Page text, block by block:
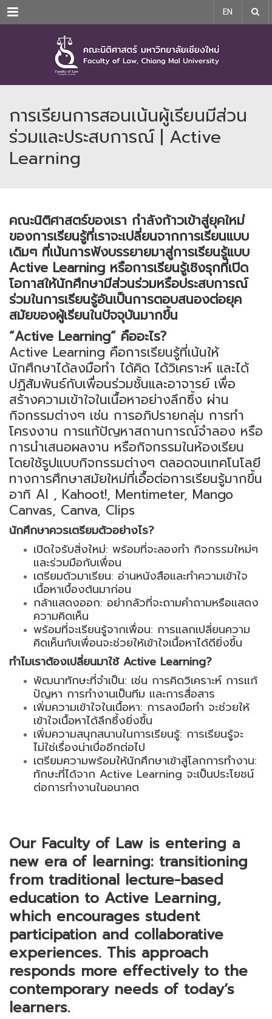
Menu EN
การเรียนการสอนเน้นผู้เรียนมีส่วน
ร่วมและประสบการณ์ | Active
Learning
คณะนิติศาสตร์ของเรา กำลังก้าวเข้าสู่ยุคใหม่
ของการเรียนรู้ที่เราจะเปลี่ยนจากการเรียนแบบ
เดิมๆ ที่เน้นการฟังบรรยายมาสู่การเรียนรู้แบบ
Active Learning หรือการเรียนรู้เชิงรุกที่เปิด
โอกาสให้นักศึกษามีส่วนร่วมหรือประสบการณ์
ร่วมในการเรียนรู้อันเป็นการตอบสนองต่อยุค
สมัยของผู้เรียนในปัจจุบันมากขึ้น
“Active Learning” คืออะไร?
Active Learning คือการเรียนรู้ที่เน้นให้
นักศึกษาได้ลงมือทำ ได้คิด ได้วิเคราะห์ และได้
ปฏิสัมพันธ์กับเพื่อนร่วมชั้นและอาจารย์ เพื่อ
สร้างความเข้าใจในเนื้อหาอย่างลึกซึ้ง ผ่าน
กิจกรรมต่างๆ เช่น การอภิปรายกลุ่ม การทำ
โครงงาน การแก้ปัญหาสถานการณ์จำลอง หรือ
การนำเสนอผลงาน หรือกิจกรรมในห้องเรียน
โดยใช้รูปแบบกิจกรรมต่างๆ ตลอดจนเทคโนโลยี
ทางการศึกษาสมัยใหม่ที่เอื้อต่อการเรียนรู้มากขึ้น
อาทิ AI , Kahoot!, Mentimeter, Mango
Canvas, Canva, Clips
นักศึกษาควรเตรียมตัวอย่างไร?
เปิดใจรับสิ่งใหม่: พร้อมที่จะลองทำ กิจกรรมใหม่ๆ
และร่วมมือกับเพื่อน
เตรียมตัวมาเรียน: อ่านหนังสือและทำความเข้าใจ
เนื้อหาเบื้องต้นมาก่อน
กล้าแสดงออก: อย่ากลัวที่จะถามคำถามหรือแสดง
ความคิดเห็น
พร้อมที่จะเรียนรู้จากเพื่อน: การแลกเปลี่ยนความ
คิดเห็นกับเพื่อนจะช่วยให้เข้าใจเนื้อหาได้ดียิ่งขึ้น
ทำไมเราต้องเปลี่ยนมาใช้ Active Learning?
พัฒนาทักษะที่จำเป็น: เช่น การคิดวิเคราะห์ การแก้
ปัญหา การทำงานเป็นทีม และการสื่อสาร
เพิ่มความเข้าใจในเนื้อหา: การลงมือทำ จะช่วยให้
เข้าใจเนื้อหาได้ลึกซึ้งยิ่งขึ้น
เพิ่มความสนุกสนานในการเรียนรู้: การเรียนรู้จะ
ไม่ใช่เรื่องน่าเบื่ออีกต่อไป
เตรียมความพร้อมให้นักศึกษาเข้าสู่โลกการทำงาน:
ทักษะที่ได้จาก Active Learning จะเป็นประโยชน์
ต่อการทำงานในอนาคต
Our Faculty of Law is entering a
new era of learning: transitioning
from traditional lecture-based
education to Active Learning,
which encourages student
participation and collaborative
experiences. This approach
responds more effectively to the
contemporary needs of today’s
learners.